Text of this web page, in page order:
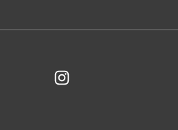
Instagram